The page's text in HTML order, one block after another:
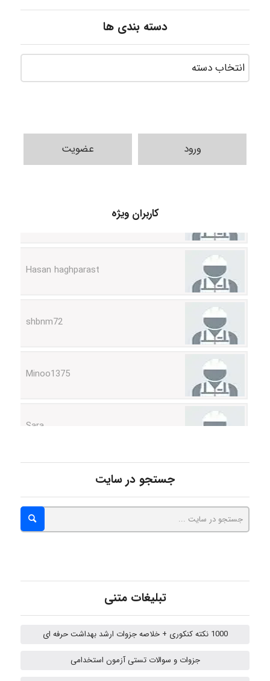
دسته بندی ها
ورود عضویت
کاربران ویژه
vali
جستجو در سایت
تبلیغات متنی
1000 نکته کنکوری + خلاصه جزوات ارشد بهداشت حرفه ای
جزوات و سوالات تستی آزمون استخدامی